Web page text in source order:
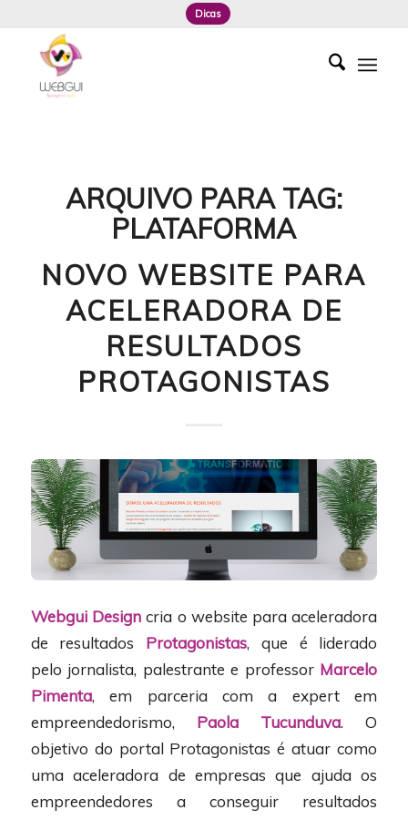
Dicas
ARQUIVO PARA TAG:
PLATAFORMA
NOVO WEBSITE PARA
ACELERADORA DE
RESULTADOS
PROTAGONISTAS
Webgui Designcria o website para aceleradora
de resultados Protagonistas, que é liderado
pelo jornalista, palestrante e professor Marcelo
Pimenta, em parceria com a expert em
empreendedorismo, Paola Tucunduva. O
objetivo do portal Protagonistas é atuar como
uma aceleradora de empresas que ajuda os
empreendedores a conseguir resultados